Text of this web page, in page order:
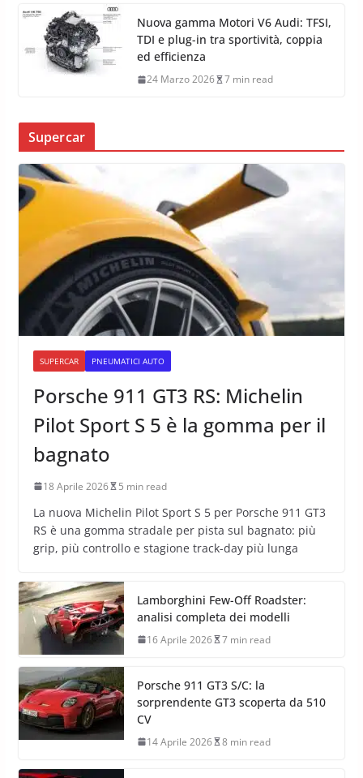
Nuova gamma Motori V6 Audi: TFSI,
TDI e plug-in tra sportività, coppia
ed efficienza
24 Marzo 2026 7 min read
Supercar
SUPERCAR PNEUMATICI AUTO
Porsche 911 GT3 RS: Michelin
Pilot Sport S 5 è la gomma per il
bagnato
18 Aprile 2026 5 min read
La nuova Michelin Pilot Sport S 5 per Porsche 911 GT3
RS è una gomma stradale per pista sul bagnato: più
grip, più controllo e stagione track-day più lunga
Lamborghini Few-Off Roadster:
analisi completa dei modelli
16 Aprile 2026 7 min read
Porsche 911 GT3 S/C: la
sorprendente GT3 scoperta da 510
CV
14 Aprile 2026 8 min read